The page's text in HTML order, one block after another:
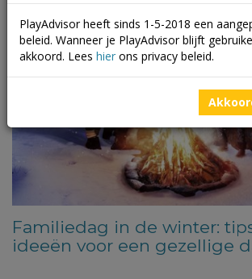
Familiedag in de winter:
ideeën voor een gezellige
PlayAdvisor heeft sinds 1-5-2018 een
beleid. Wanneer je PlayAdvisor blijft
akkoord. Lees hier ons privacy beleid.